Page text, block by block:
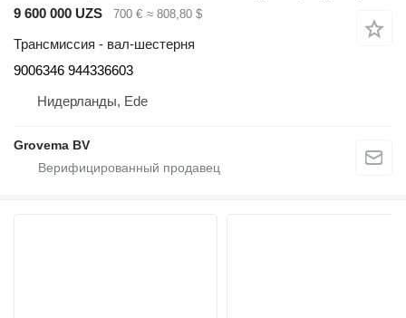
9 600 000 UZS 700 € ≈ 808,80 $
Трансмиссия - вал-шестерня
9006346 944336603
Нидерланды, Ede
Grovema BV